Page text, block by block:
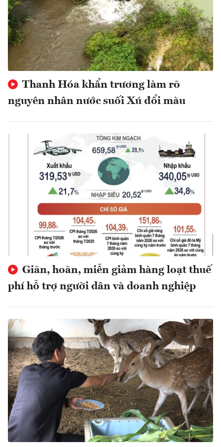
Thanh Hóa khẩn trương làm rõ
nguyên nhân nước suối Xú đổi màu
Giãn, hoãn, miễn giảm hàng loạt thuế
phí hỗ trợ người dân và doanh nghiệp